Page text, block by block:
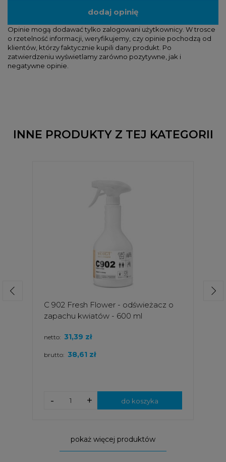
dodaj opinię
Opinie mogą dodawać tylko zalogowani użytkownicy. W trosce
o rzetelność informacji, weryfikujemy, czy opinie pochodzą od
klientów, którzy faktycznie kupili dany produkt. Po
zatwierdzeniu wyświetlamy zarówno pozytywne, jak i
negatywne opinie.
INNE PRODUKTY Z TEJ KATEGORII
C 902 Fresh Flower - odświeżacz o
zapachu kwiatów - 600 ml
brutto: 38,61 zł
netto: 31,39 zł
+
- do koszyka
pokaż więcej produktów